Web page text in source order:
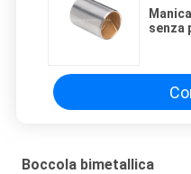
senza
Boccola bimetallica